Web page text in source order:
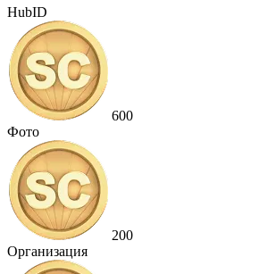
HubID
600
Фото
200
Организация